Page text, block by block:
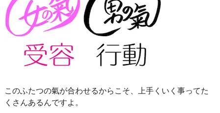
このふたつの氣が合わせるからこそ、上手くいく事ってた
くさんあるんですよ。